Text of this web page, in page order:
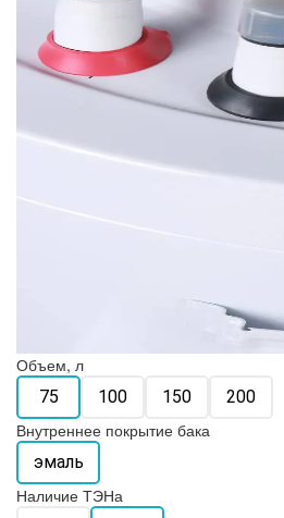
Объем, л
75 100 150 200
Внутреннее покрытие бака
эмаль
Наличие ТЭНа